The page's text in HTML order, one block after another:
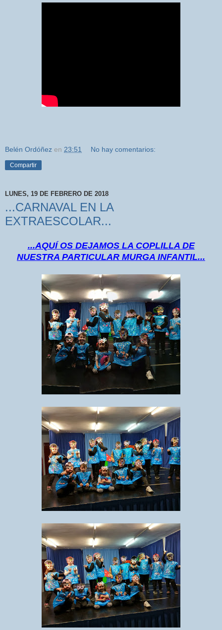
Belén Ordóñez en 23:51 No hay comentarios:
Compartir
LUNES, 19 DE FEBRERO DE 2018
...CARNAVAL EN LA
EXTRAESCOLAR...
...AQUÍ OS DEJAMOS LA COPLILLA DE
NUESTRA PARTICULAR MURGA INFANTIL...